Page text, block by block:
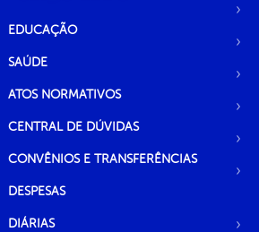
EDUCAÇÃO
SAÚDE
ATOS NORMATIVOS
CENTRAL DE DÚVIDAS
CONVÊNIOS E TRANSFERÊNCIAS
DESPESAS
DIÁRIAS